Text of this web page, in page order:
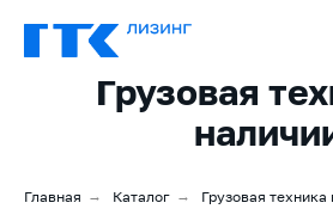
Грузовая
Главная → Каталог → Грузовая техника